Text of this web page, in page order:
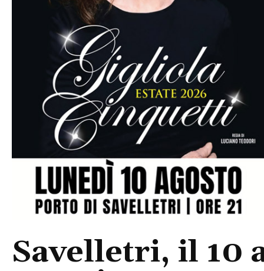
Savelletri, il 10